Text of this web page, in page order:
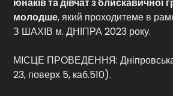
молодше, який проходитеме в
З ШАХІВ м. ДНІПРА 2023 року.
МІСЦЕ ПРОВЕДЕННЯ: Дніпровська
23, поверх 5, каб.510).